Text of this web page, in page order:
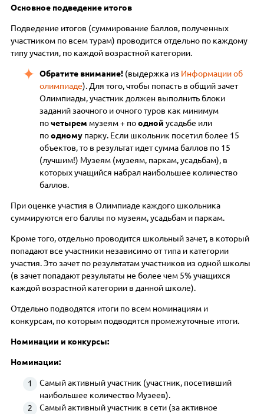
Основное подведение итогов
Подведение итогов (суммирование баллов, полученных
участником по всем турам) проводится отдельно по каждому
типу участия, по каждой возрастной категории.
Обратите внимание! (выдержка из Информации об
олимпиаде). Для того, чтобы попасть в общий зачет
Олимпиады, участник должен выполнить блоки
заданий заочного и очного туров как минимум
почетырем музеям + поодной усадьбе или
поодному парку. Если школьник посетил более 15
объектов, то в результат идет сумма баллов по 15
(лучшим!) Музеям (музеям, паркам, усадьбам), в
которых учащийся набрал наибольшее количество
баллов.
При оценке участия в Олимпиаде каждого школьника
суммируются его баллы по музеям, усадьбам и паркам.
Кроме того, отдельно проводится школьный зачет, в который
попадают все участники независимо от типа и категории
участия. Это зачет по результатам участников из одной школы
(в зачет попадают результаты не более чем 5% учащихся
каждой возрастной категории в данной школе).
Отдельно подводятся итоги по всем номинациям и
конкурсам, по которым подводятся промежуточные итоги.
Номинации и конкурсы:
Номинации:
Самый активный участник (участник, посетивший
наибольшее количество Музеев).
Самый активный участник в сети (за активное